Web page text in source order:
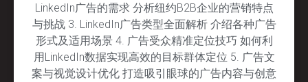
LinkedIn广告的需求 分析纽约B2B企业的营销特点
与挑战 3. LinkedIn广告类型全面解析 介绍各种广告
形式及适用场景 4. 广告受众精准定位技巧 如何利
用LinkedIn数据实现高效的目标群体定位 5. 广告文
案与视觉设计优化 打造吸引眼球的广告内容与创意